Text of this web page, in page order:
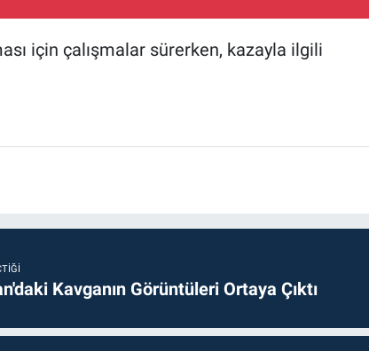
için çalışmalar sürerken, kazayla ilgili
Kavganın Görüntüleri Ortaya Çıktı